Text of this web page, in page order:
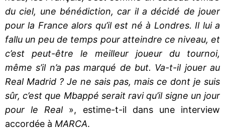
du ciel, une bénédiction, car il a décidé de jouer
pour la France alors qu’il est né à Londres. Il lui a
fallu un peu de temps pour atteindre ce niveau, et
c’est peut-être le meilleur joueur du tournoi,
même s’il n’a pas marqué de but. Va-t-il jouer au
Real Madrid ? Je ne sais pas, mais ce dont je suis
sûr, c’est que Mbappé serait ravi qu’il signe un jour
pour le Real», estime-t-il dans une interview
accordée à MARCA.